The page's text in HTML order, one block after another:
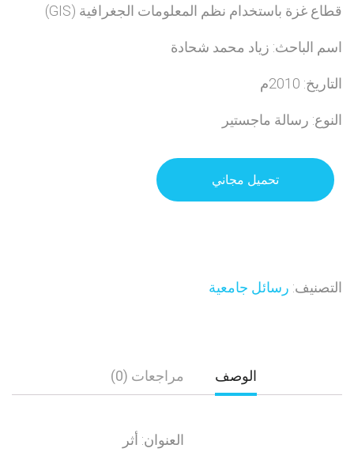
قطاع غزة باستخدام نظم المعلومات الجغرافية (GIS)
اسم الباحث: زياد محمد شحادة
التاريخ: 2010م
النوع: رسالة ماجستير
تحميل مجاني
التصنيف: رسائل جامعية
الوصف مراجعات (0)
العنوان: أثر